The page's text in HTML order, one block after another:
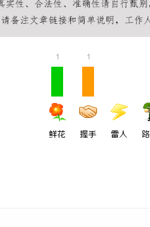
1
鲜花
1
握手 雷人